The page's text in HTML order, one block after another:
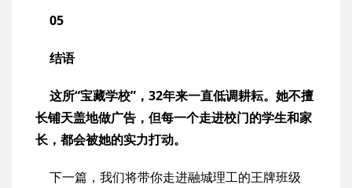
05
结语
这所“宝藏学校”，32年来一直低调耕耘。她不擅
长铺天盖地做广告，但每一个走进校门的学生和家
长，都会被她的实力打动。
下一篇，我们将带你走进融城理工的王牌班级